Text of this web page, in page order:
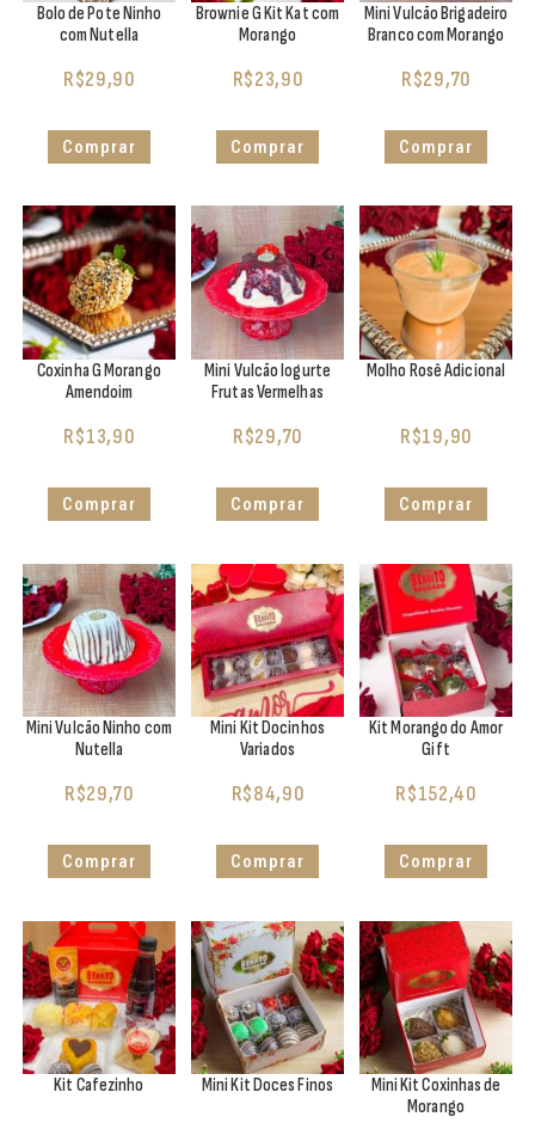
Bolo de Pote Ninho
com Nutella
R$29,90
Comprar
Brownie G Kit Kat com
Morango
R$23,90
Comprar
Mini Vulcão Brigadeiro
Branco com Morango
R$29,70
Comprar
Coxinha G Morango
Amendoim
R$13,90
Comprar
Mini Vulcão Iogurte
Frutas Vermelhas
R$29,70
Comprar
Molho Rosê Adicional
R$19,90
Comprar
Mini Vulcão Ninho com
Nutella
R$29,70
Comprar
Mini Kit Docinhos
Variados
R$84,90
Comprar
Kit Morango do Amor
Gift
R$152,40
Comprar
Kit Cafezinho Mini Kit Doces Finos
Mini Kit Coxinhas de
Morango